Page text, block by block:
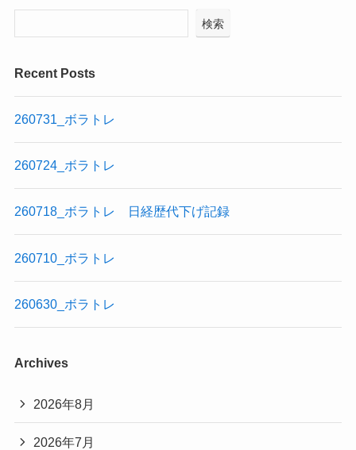
検索
Recent Posts
260731_ボラトレ
260724_ボラトレ
260718_ボラトレ 日経歴代下げ記録
260710_ボラトレ
260630_ボラトレ
Archives
2026年8月
2026年7月